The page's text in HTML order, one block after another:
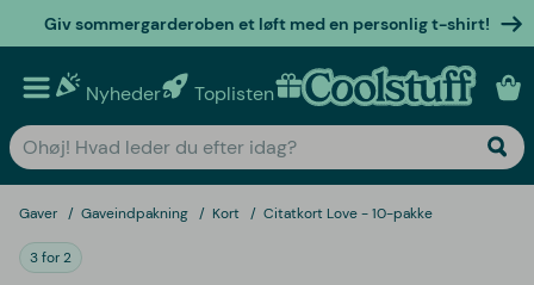
Giv sommergarderoben et løft med en personlig t-shirt!
Nyheder Toplisten Personlige gaver
Gaver Gaveindpakning Kort Citatkort Love - 10-pakke
3 for 2